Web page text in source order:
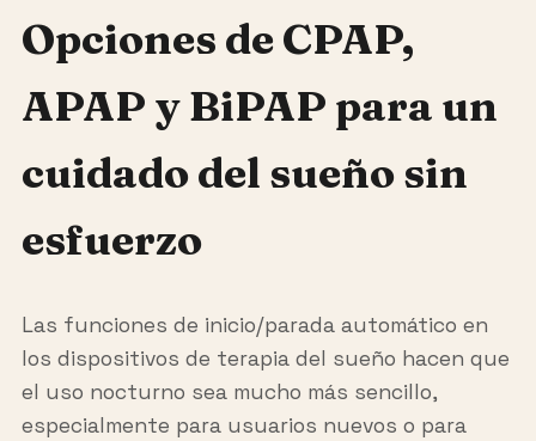
Opciones de CPAP,
APAP y BiPAP para un
cuidado del sueño sin
esfuerzo
Las funciones de inicio/parada automático en
los dispositivos de terapia del sueño hacen que
el uso nocturno sea mucho más sencillo,
especialmente para usuarios nuevos o para